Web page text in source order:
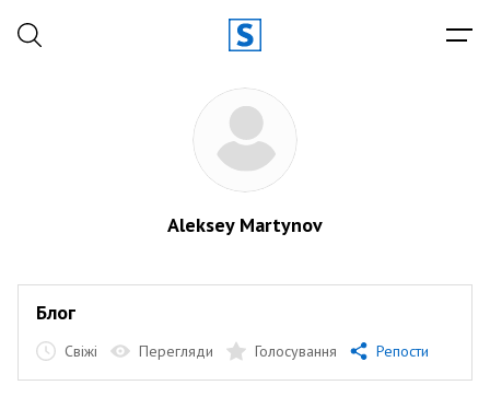
Aleksey Martynov
Блог
Свіжі Перегляди Голосування Репости